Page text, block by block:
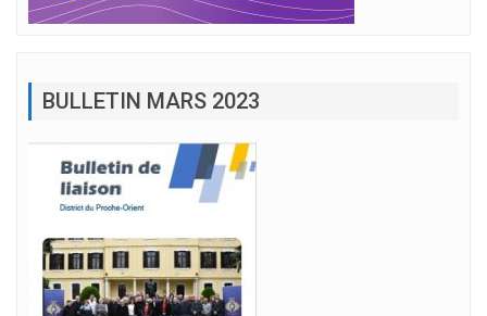
BULLETIN MARS 2023